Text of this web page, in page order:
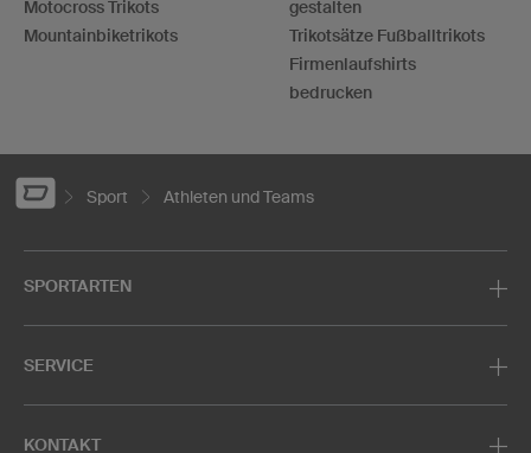
Motocross Trikots
Mountainbiketrikots
gestalten
Trikotsätze Fußballtrikots
Firmenlaufshirts
bedrucken
Sport Athleten und Teams
SPORTARTEN
SERVICE
KONTAKT